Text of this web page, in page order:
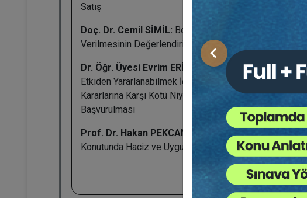
Önceki
Satış
Doç. Dr. Cemil SİMİL: Borçluya Satış Yetkisi
Verilmesinin Değerlendirilmesi
Dr. Öğr. Üyesi Evrim ERİŞİR:
Satışı Durdurucu
Etkiden Yararlanabilmek İçin İcra Mahkemesi
Kararlarına Karşı Kötü Niyetle Kanun Yoluna
Başvurulması
Prof. Dr. Hakan PEKCANITEZ:
Borçlunun
Konutunda Haciz ve Uygulaması